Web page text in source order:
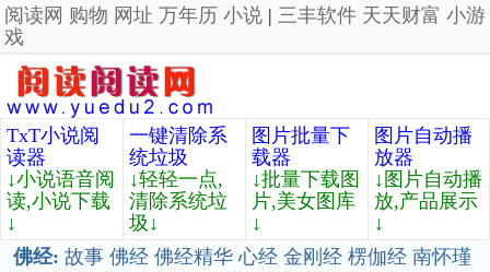
阅读网 购物 网址 万年历 小说 | 三丰软件 天天财富 小游
戏
TxT小说阅
读器
↓小说语音阅
读,小说下载
↓
一键清除系
统垃圾
↓轻轻一点,
清除系统垃
圾↓
图片批量下
载器
↓批量下载图
片,美女图库
↓
图片自动播
放器
↓图片自动播
放,产品展示
↓
佛经: 故事 佛经 佛经精华 心经 金刚经 楞伽经 南怀瑾